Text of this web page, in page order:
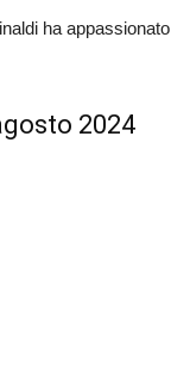
ha appassionato
2024